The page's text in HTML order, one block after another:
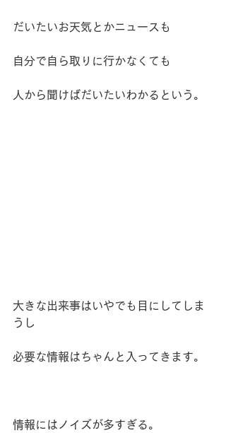
だいたいお天気とかニュースも
自分で自ら取りに行かなくても
人から聞けばだいたいわかるという。
大きな出来事はいやでも目にしてしま
うし
必要な情報はちゃんと入ってきます。
情報にはノイズが多すぎる。